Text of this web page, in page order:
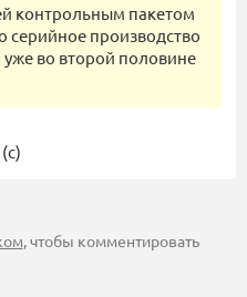
контрольным пакетом
серийное производство
во второй половине
, чтобы комментировать